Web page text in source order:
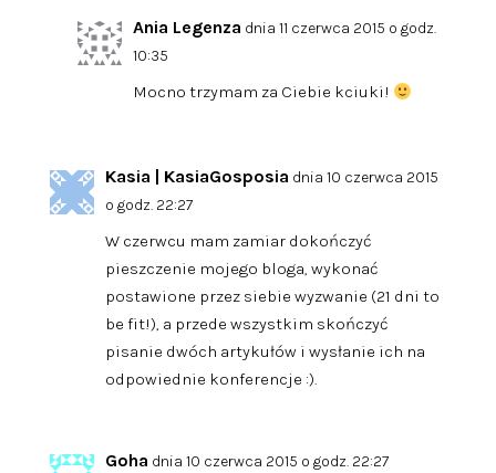
Ania Legenza dnia 11 czerwca 2015 o godz.
10:35
Mocno trzymam za Ciebie kciuki!
Kasia | KasiaGosposia dnia 10 czerwca 2015
o godz. 22:27
W czerwcu mam zamiar dokończyć
pieszczenie mojego bloga, wykonać
postawione przez siebie wyzwanie (21 dni to
be fit!), a przede wszystkim skończyć
pisanie dwóch artykułów i wysłanie ich na
odpowiednie konferencje :).
Goha dnia 10 czerwca 2015 o godz. 22:27